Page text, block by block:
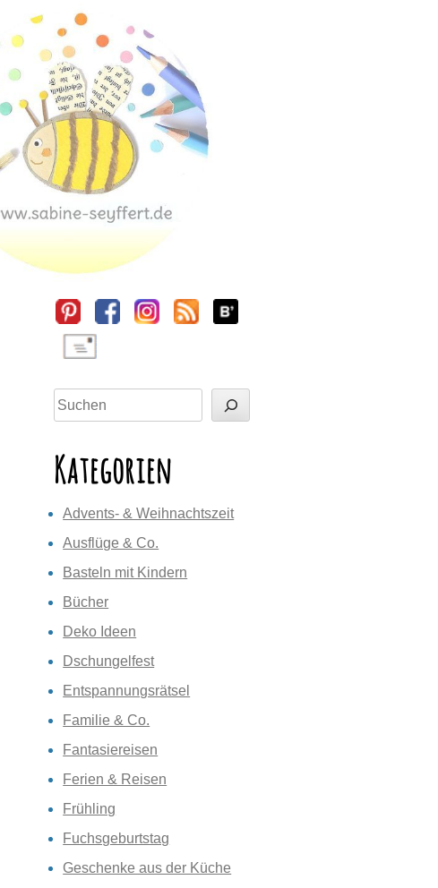
Sidebar
Suchen
Kategorien
Advents- & Weihnachtszeit
Ausflüge & Co.
Basteln mit Kindern
Bücher
Deko Ideen
Dschungelfest
Entspannungsrätsel
Familie & Co.
Fantasiereisen
Ferien & Reisen
Frühling
Fuchsgeburtstag
Geschenke aus der Küche